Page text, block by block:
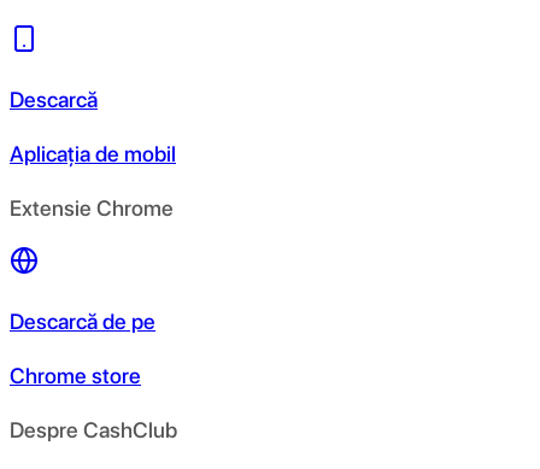
Descarcă
Aplicația de mobil
Extensie Chrome
Descarcă de pe
Chrome store
Despre CashClub